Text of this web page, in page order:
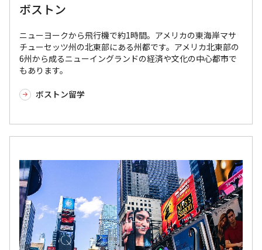
ボストン
ニューヨークから飛行機で約1時間。アメリカの東海岸マサ
チューセッツ州の北東部にある州都です。アメリカ北東部の
6州から成るニューイングランドの経済や文化の中心都市で
もあります。
ボストン留学